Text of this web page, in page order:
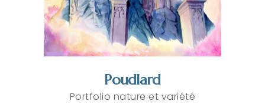
Poudlard
Portfolio nature et variété